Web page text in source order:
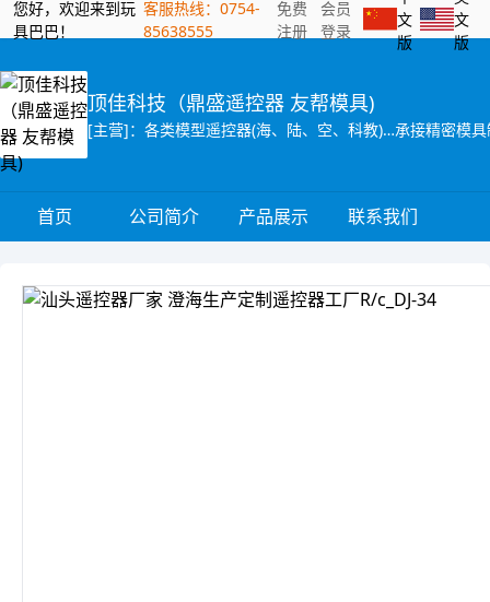
您好，欢迎来到玩
具巴巴！
客服热线：0754-
85638555
免费
注册
会员
登录
文
版
文
版
顶佳科技（鼎盛遥控器 友帮模具)
[主营]：各类模型遥控器(海、陆、空、科教)…承接精密模
首页 公司简介 产品展示 联系我们